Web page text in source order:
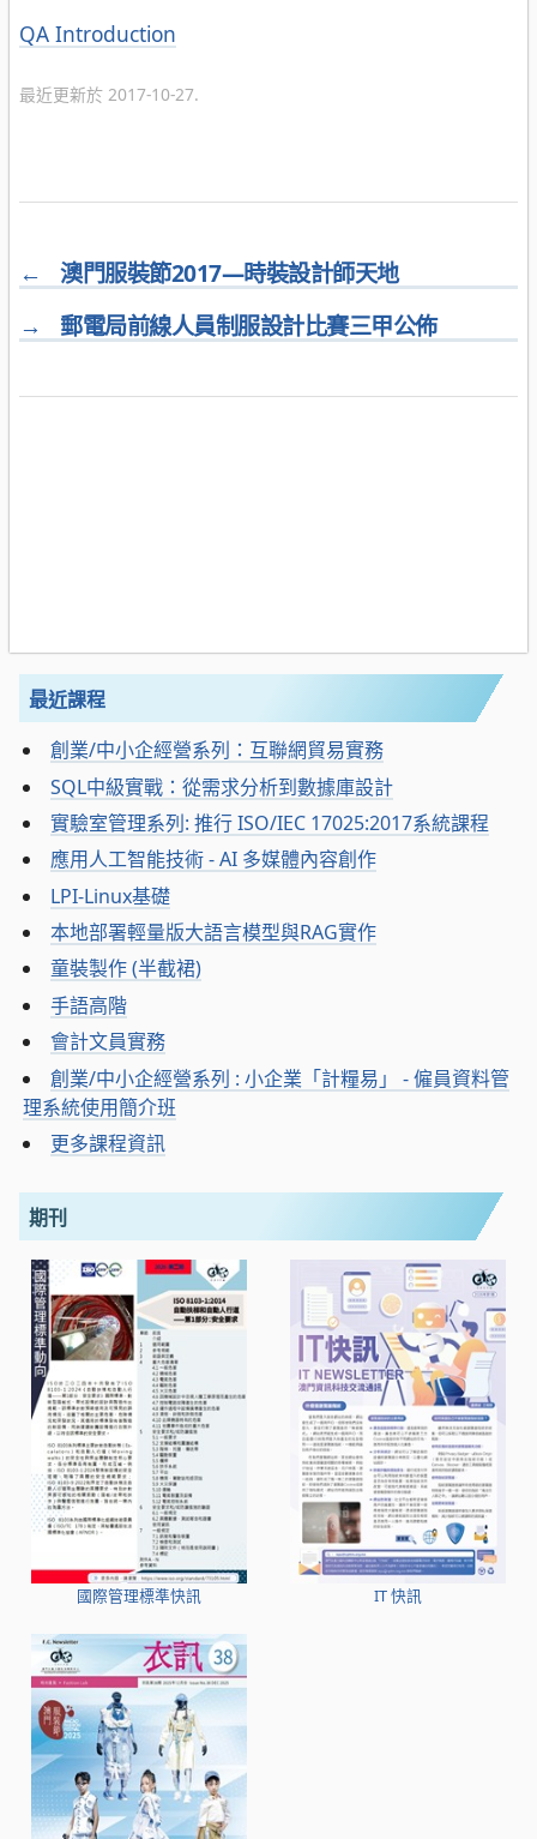
分
QA Introduction
最近更新於 2017-10-27.
←
澳門服裝節2017—時裝設計師天地
→
郵電局前線人員制服設計比賽三甲公佈
最近課程
創業/中小企經營系列：互聯網貿易實務
SQL中級實戰：從需求分析到數據庫設計
實驗室管理系列: 推行 ISO/IEC 17025:2017系統課程
應用人工智能技術 - AI 多媒體內容創作
LPI-Linux基礎
本地部署輕量版大語言模型與RAG實作
童裝製作 (半截裙)
手語高階
會計文員實務
創業/中小企經營系列 : 小企業「計糧易」 - 僱員資料管
理系統使用簡介班
更多課程資訊
期刊
國際管理標準快訊 IT 快訊